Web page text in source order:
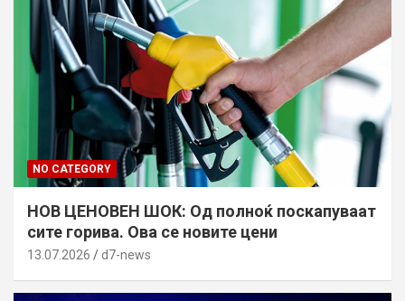
NO CATEGORY
НОВ ЦЕНОВЕН ШОК: Од полноќ поскапуваат
сите горива. Ова се новите цени
13.07.2026 d7-news